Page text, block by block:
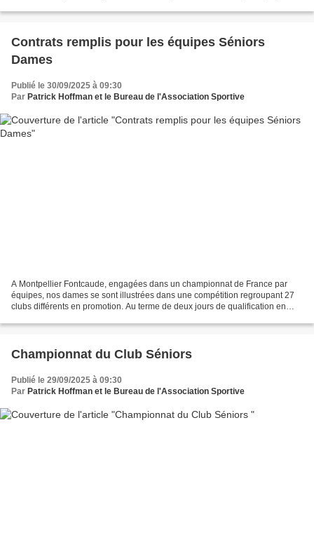
Contrats remplis pour les équipes Séniors
Dames
Publié le 30/09/2025 à 09:30
Par Patrick Hoffman et le Bureau de l'Association Sportive
A Montpellier Fontcaude, engagées dans un championnat de France par
équipes, nos dames se sont illustrées dans une compétition regroupant 27
clubs différents en promotion. Au terme de deux jours de qualification en
Championnat du Club Séniors
Publié le 29/09/2025 à 09:30
Par Patrick Hoffman et le Bureau de l'Association Sportive